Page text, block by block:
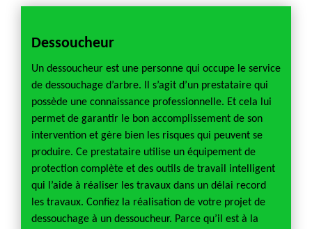
Dessoucheur
Un dessoucheur est une personne qui occupe le service
de dessouchage d’arbre. Il s’agit d’un prestataire qui
possède une connaissance professionnelle. Et cela lui
permet de garantir le bon accomplissement de son
intervention et gère bien les risques qui peuvent se
produire. Ce prestataire utilise un équipement de
protection complète et des outils de travail intelligent
qui l’aide à réaliser les travaux dans un délai record
les travaux. Confiez la réalisation de votre projet de
dessouchage à un dessoucheur. Parce qu’il est à la